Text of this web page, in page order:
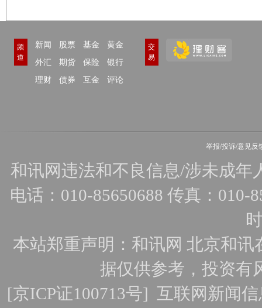
频
道
新闻 股票 基金
黄金
外汇
期货 保险
银行
理财
债券 互金 评论
交
易
举报/投诉/意见反
和讯网违法和不良信息/涉未成年
电话：010-85650688 传真：010-
本站郑重声明：和讯网 北京和
据仅供参考，投资有
[京ICP证100713号]互联网新闻